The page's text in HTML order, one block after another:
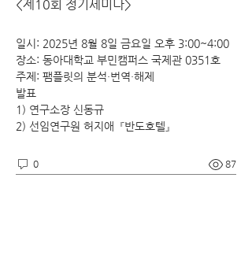
<제10회 정기세미나>
일시: 2025년 8월 8일 금요일 오후 3:00~4:00
장소: 동아대학교 부민캠퍼스 국제관 0351호
주제: 팸플릿의 분석·번역·해제
발표
1) 연구소장 신동규
2) 선임연구원 허지애  『반도호텔』
0 87